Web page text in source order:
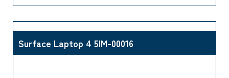
Surface Laptop 4 5IM-00016